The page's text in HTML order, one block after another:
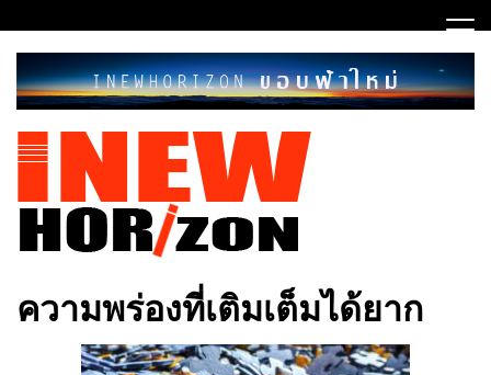
to
content
INEWHORIZON
ความพร่องที่เติมเต็มได้ยาก